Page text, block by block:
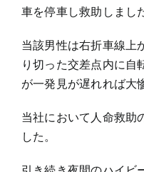
車を停車し救助しまし
当該男性は右折車線上
り切った交差点内に自
が一発見が遅れれば大
当社において人命救助
した。